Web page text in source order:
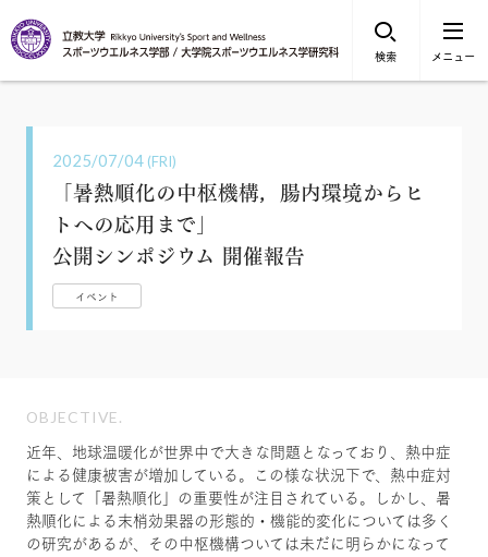
検索 メニュー
2025/07/04 (FRI)
「暑熱順化の中枢機構，腸内環境からヒ
トへの応用まで」
公開シンポジウム 開催報告
イベント
OBJECTIVE.
近年、地球温暖化が世界中で大きな問題となっており、熱中症
による健康被害が増加している。この様な状況下で、熱中症対
策として「暑熱順化」の重要性が注目されている。しかし、暑
熱順化による末梢効果器の形態的・機能的変化については多く
の研究があるが、その中枢機構ついては未だに明らかになって